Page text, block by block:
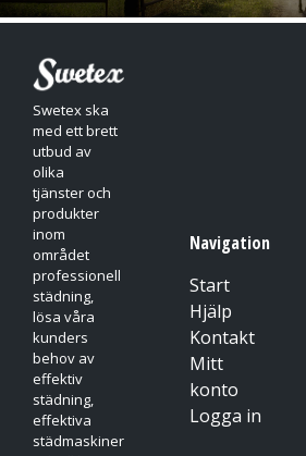
Swetex ska
med ett brett
utbud av
olika
tjänster och
produkter
inom
området
professionell
städning,
lösa våra
kunders
behov av
effektiv
städning,
effektiva
städmaskiner
Navigation
Start
Hjälp
Kontakt
Mitt
konto
Logga in